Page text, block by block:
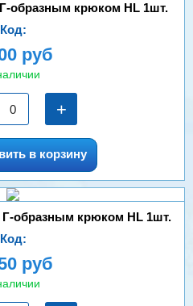
образным крюком HL 1шт.
Код:
руб
+
в корзину
Г-образным крюком HL 1шт.
Код:
руб